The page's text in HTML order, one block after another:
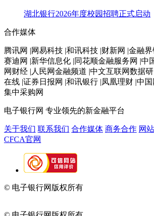
湖北银行2026年度校园招聘正式启动
合作媒体
腾讯网 |网易科技 |和讯科技 |财新网 |金融
赛迪网 |新华信息化 |同花顺金融服务网 |中
网财经 |人民网金融频道 |中文互联网数据
在线 |证券日报网 |和讯银行 |凤凰理财 |中
集中采购网
电子银行网 专业领先的新金融平台
关于我们 联系我们 合作媒体 商务合作 网
CFCA官网
© 电子银行网版权所有